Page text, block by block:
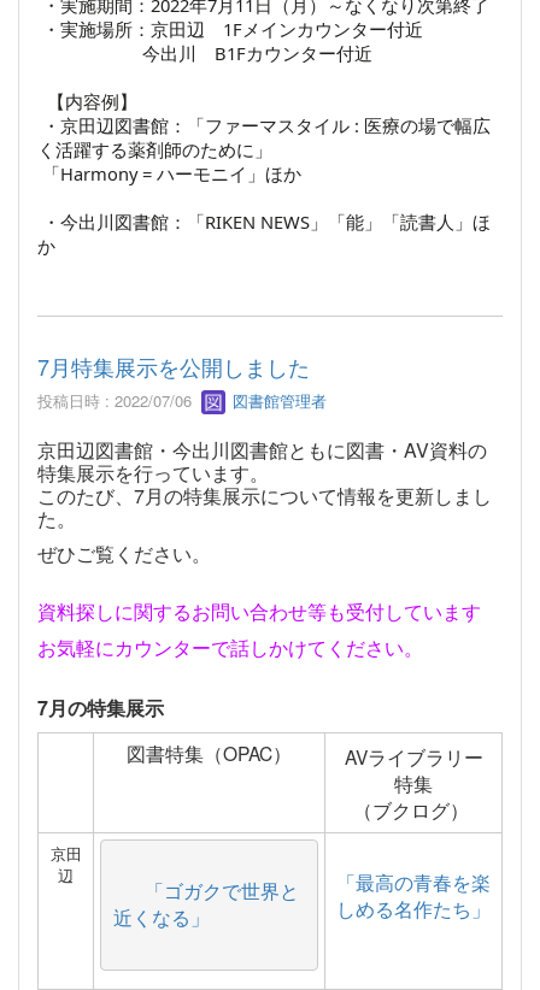
・実施場所：京田辺 1Fメインカウンター付近
今出川 B1Fカウンター付近
【内容例】
・京田辺図書館：「ファーマスタイル : 医療の場で幅広
く活躍する薬剤師のために」
「Harmony = ハーモニイ」ほか
・今出川図書館：「RIKEN NEWS」「能」「読書人」ほ
か
7月特集展示を公開しました
投稿日時 : 2022/07/06 図書館管理者
京田辺図書館・今出川図書館ともに図書・AV資料の
特集展示を行っています。
このたび、7月の特集展示について情報を更新しまし
た。
ぜひご覧ください。
資料探しに関するお問い合わせ等も受付しています
お気軽にカウンターで話しかけてください。
7月の特集展示
図書特集（OPAC）
AVライブラリー
特集
（ブクログ）
京田
辺
「ゴガクで世界と
近くなる」
「最高の青春を楽
しめる名作たち」